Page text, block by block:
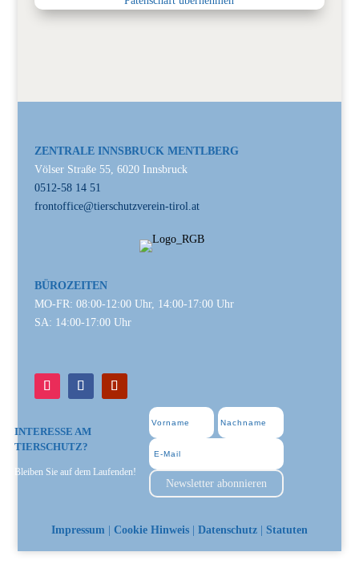
ZENTRALE INNSBRUCK MENTLBERG
Völser Straße 55, 6020 Innsbruck
0512-58 14 51
frontoffice@tierschutzverein-tirol.at
BÜROZEITEN
MO-FR: 08:00-12:00 Uhr, 14:00-17:00 Uhr
SA: 14:00-17:00 Uhr
INTERESSE AM
TIERSCHUTZ?
Bleiben Sie auf dem Laufenden!
Newsletter abonnieren
Impressum| Cookie Hinweis| Datenschutz| Statuten